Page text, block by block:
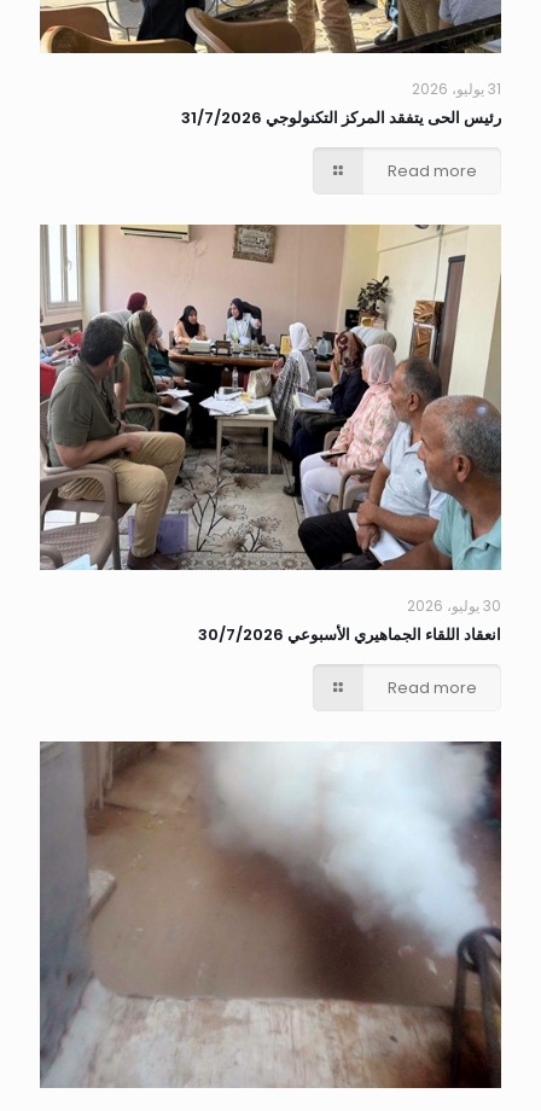
31 يوليو، 2026
رئيس الحى يتفقد المركز التكنولوجي 31/7/2026
Read more
30 يوليو، 2026
انعقاد اللقاء الجماهيري الأسبوعي 30/7/2026
Read more